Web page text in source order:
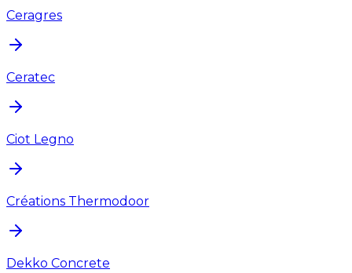
Ceragres
Ceratec
Ciot Legno
Créations Thermodoor
Dekko Concrete